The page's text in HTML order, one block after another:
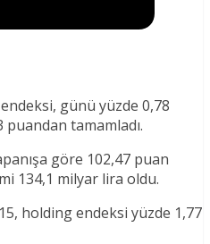
günü yüzde 0,78
tamamladı.
göre 102,47 puan
134,1 milyar lira oldu.
holding endeksi yüzde 1,77